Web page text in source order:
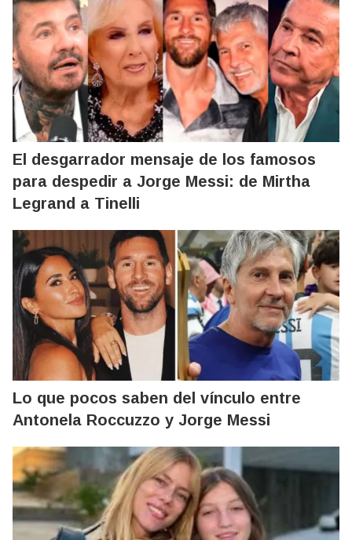
El desgarrador mensaje de los famosos
para despedir a Jorge Messi: de Mirtha
Legrand a Tinelli
Lo que pocos saben del vínculo entre
Antonela Roccuzzo y Jorge Messi